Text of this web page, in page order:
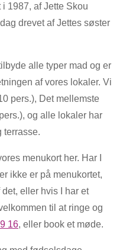
1987, af Jette Skou
drevet af Jettes søster
alle typer mad og er
af vores lokaler. Vi
pers.), Det mellemste
og alle lokaler har
terrasse.
menukort her. Har I
ikke er på menukortet,
eller hvis I har et
til at ringe og
16, eller book et møde.